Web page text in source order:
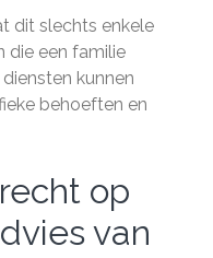
dit slechts enkele
die een familie
kunnen
behoeften en
op
van